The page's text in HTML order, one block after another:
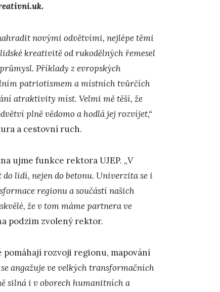
novými odvětvími, nejlépe těmi
kreativitě od rukodělných řemesel
Příklady z evropských
patriotismem a místních tvůrčích
atraktivity míst. Velmi mě těší, že
plně vědomo a hodlá jej rozvíjet,“
a cestovní ruch.
ujme funkce rektora UJEP. „V
lidí, nejen do betonu. Univerzita se i
regionu a součástí našich
že v tom máme partnera ve
podzim zvolený rektor.
rozvoji regionu, mapování
angažuje ve velkých transformačních
silná i v oborech humanitních a